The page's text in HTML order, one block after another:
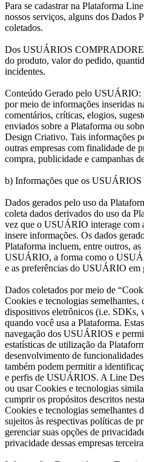
Para se cadastrar na Plataforma
nossos serviços, alguns dos Dados
coletados.
Dos USUÁRIOS
do produto, valor do pedido,
incidentes.
Conteúdo Gerado pelo USUÁRIO:
por meio de informações inseridas
comentários, críticas, elogios,
enviados sobre a Plataforma ou
Design Criativo. Tais informações
outras empresas com finalidade de
compra, publicidade e campanhas
b) Informações que os USUÁRIOS
Dados gerados pelo uso da
coleta dados derivados do uso da
vez que o USUÁRIO interage com
insere informações. Os dados
Plataforma incluem, entre outros,
USUÁRIO, a forma como o
e as preferências do USUÁRIO em
Dados coletados por meio de
Cookies e tecnologias
dispositivos eletrônicos (i.e. SDKs,
quando você usa a Plataforma.
navegação dos USUÁRIOS e
estatísticas de utilização da
desenvolvimento de
também podem permitir a
e perfis de USUÁRIOS. A Line
ou usar Cookies e tecnologias
cumprir os propósitos descritos
Cookies e tecnologias semelhantes
sujeitos às respectivas políticas de
gerenciar suas opções de
privacidade dessas empresas